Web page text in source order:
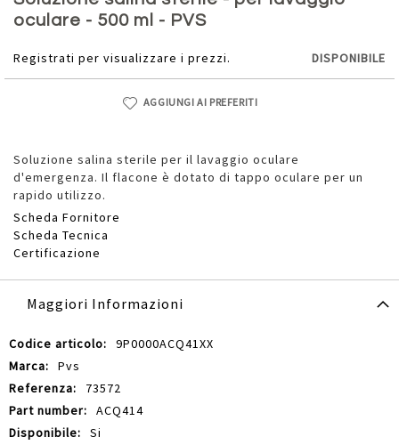
oculare - 500 ml - PVS
Registrati per visualizzare i prezzi. DISPONIBILE
AGGIUNGI AI PREFERITI
Soluzione salina sterile per il lavaggio oculare
d'emergenza. Il flacone è dotato di tappo oculare per un
rapido utilizzo.
Scheda Fornitore
Scheda Tecnica
Certificazione
della
galleria
immagini
Maggiori Informazioni
Maggiori
Informazioni
9P0000ACQ41XX
Pvs
73572
ACQ414
Si